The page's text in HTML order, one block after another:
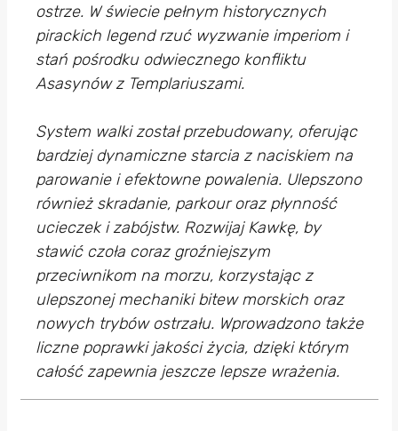
ostrze. W świecie pełnym historycznych
pirackich legend rzuć wyzwanie imperiom i
stań pośrodku odwiecznego konfliktu
Asasynów z Templariuszami.
System walki został przebudowany, oferując
bardziej dynamiczne starcia z naciskiem na
parowanie i efektowne powalenia. Ulepszono
również skradanie, parkour oraz płynność
ucieczek i zabójstw. Rozwijaj Kawkę, by
stawić czoła coraz groźniejszym
przeciwnikom na morzu, korzystając z
ulepszonej mechaniki bitew morskich oraz
nowych trybów ostrzału. Wprowadzono także
liczne poprawki jakości życia, dzięki którym
całość zapewnia jeszcze lepsze wrażenia.